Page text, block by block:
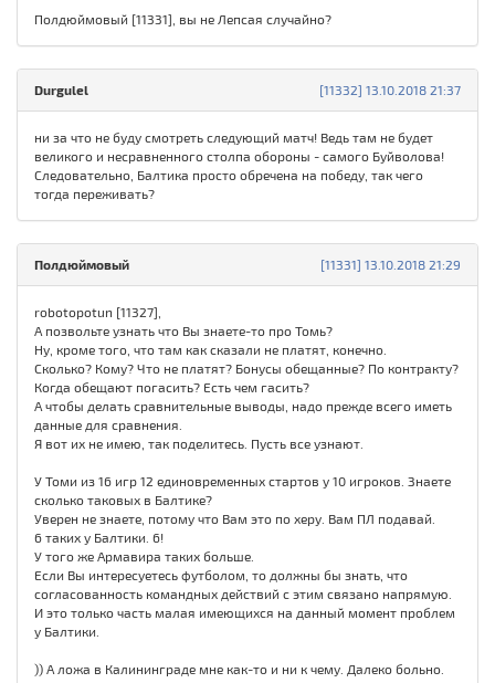
Полдюймовый [11331], вы не Лепсая случайно?
[11332] 13.10.2018 21:37
Durgulel
ни за что не буду смотреть следующий матч! Ведь там не будет
великого и несравненного столпа обороны - самого Буйволова!
Следовательно, Балтика просто обречена на победу, так чего
тогда переживать?
[11331] 13.10.2018 21:29
Полдюймовый
robotopotun [11327],
А позвольте узнать что Вы знаете-то про Томь?
Ну, кроме того, что там как сказали не платят, конечно.
Сколько? Кому? Что не платят? Бонусы обещанные? По контракту?
Когда обещают погасить? Есть чем гасить?
А чтобы делать сравнительные выводы, надо прежде всего иметь
данные для сравнения.
Я вот их не имею, так поделитесь. Пусть все узнают.
У Томи из 16 игр 12 единовременных стартов у 10 игроков. Знаете
сколько таковых в Балтике?
Уверен не знаете, потому что Вам это по херу. Вам ПЛ подавай.
6 таких у Балтики. 6!
У того же Армавира таких больше.
Если Вы интересуетесь футболом, то должны бы знать, что
согласованность командных действий с этим связано напрямую.
И это только часть малая имеющихся на данный момент проблем
у Балтики.
)) А ложа в Калининграде мне как-то и ни к чему. Далеко больно.